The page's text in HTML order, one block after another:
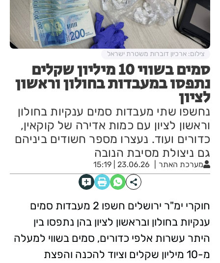
סמים בשווי 10 מיליון שקלים
נתפסו במעבדות בחולון וראשון
לציון
נחשפו שתי מעבדות סמים ענקיות בחולון
וראשון לציון עם כמות אדירה של קוקאין,
כדורים ועוד. נעצרו מספר חשודים ביניהם
גם ניצולת מסיבת הנובה
מערכת האתר 23.06.26 | 15:19
צילום: ארכיון דוברות משטרת ישראל
חוקרי ימ"ר ירושלים חשפו 2 מעבדות סמים
ענקיות בחולון ובראשון לציון בהן נתפסו בין
היתר עשרות אלפי כדורים, סמים בשווי למעלה
מ-10 מיליון שקלים וציוד להכנה והפצת